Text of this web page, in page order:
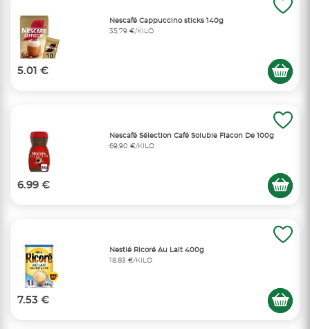
Nescafé Cappuccino sticks 140g
35,79 €/KILO
5.01 €
Nescafé Sélection Café Soluble Flacon De 100g
69,90 €/KILO
6.99 €
Nestlé Ricoré Au Lait 400g
18,83 €/KILO
7.53 €